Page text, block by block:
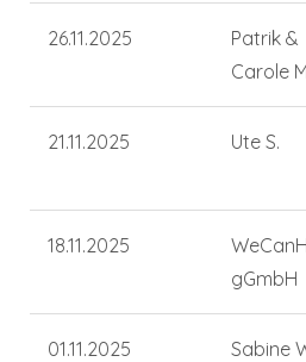
26.11.2025
Patrik &
Carole
21.11.2025 Ute S.
18.11.2025
gGmbH
01.11.2025
Sabine